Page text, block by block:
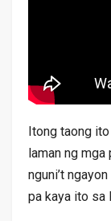
Itong taong
laman ng mga
nguni’t
pa kaya ito sa